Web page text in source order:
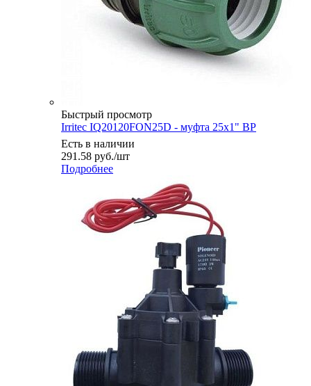
Быстрый просмотр
Irritec IQ20120FON25D - муфта 25х1" ВР
Есть в наличии
291.58 руб./шт
Подробнее